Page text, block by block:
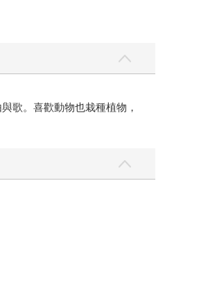
歌。喜歡動物也栽種植物，